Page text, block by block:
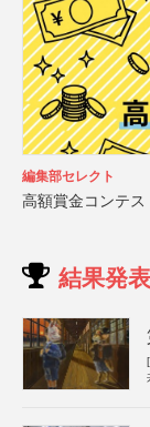
編集部セレクト
高額賞金コンテス
結果発表